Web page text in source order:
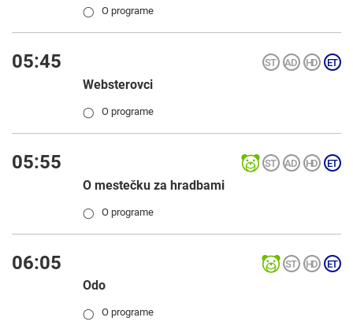
◯ O programe
05:45
Websterovci
◯ O programe
05:55
O mestečku za hradbami
◯ O programe
06:05
Odo
◯ O programe